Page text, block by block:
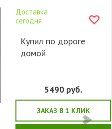
Доставка
сегодня
Купил по дороге
домой
5490 руб.
ЗАКАЗ В 1 КЛИК